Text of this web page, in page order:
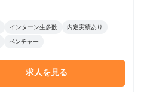
インターン生多数 内定実績あり
ベンチャー
求人を見る